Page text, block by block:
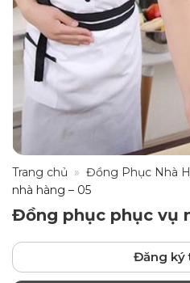
Trang chủ » Đồng Phục Nhà
nhà hàng – 05
Đồng phục phục vụ
Đăng ký